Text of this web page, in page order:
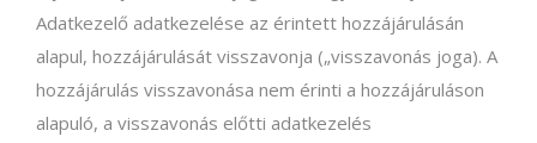
Adatkezelő adatkezelése az érintett hozzájárulásán
alapul, hozzájárulását visszavonja („visszavonás joga). A
hozzájárulás visszavonása nem érinti a hozzájáruláson
alapuló, a visszavonás előtti adatkezelés